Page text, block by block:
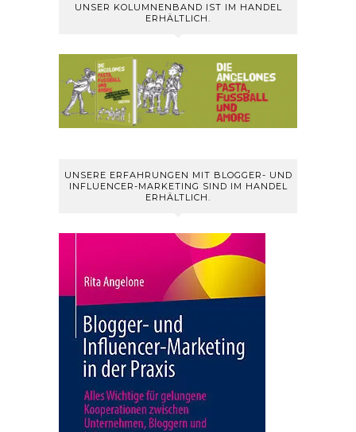
UNSER KOLUMNENBAND IST IM HANDEL
ERHÄLTLICH.
UNSERE ERFAHRUNGEN MIT BLOGGER- UND
INFLUENCER-MARKETING SIND IM HANDEL
ERHÄLTLICH.